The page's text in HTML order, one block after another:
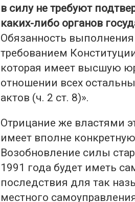
в силу не требуют
каких-либо органов
Обязанность
требованием
которая имеет высшую
отношении всех
актов (ч. 2 ст. 8)».
Отрицание же властями
имеет вполне
Возобновление силы
1991 года будет иметь
последствия для так
местного